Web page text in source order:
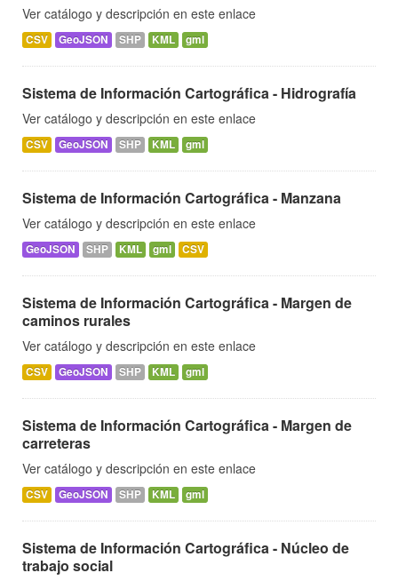
Ver catálogo y descripción en este enlace
CSV GeoJSON SHP KML gml
Sistema de Información Cartográfica - Hidrografía
Ver catálogo y descripción en este enlace
CSV GeoJSON SHP KML gml
Sistema de Información Cartográfica - Manzana
Ver catálogo y descripción en este enlace
GeoJSON SHP KML gml CSV
Sistema de Información Cartográfica - Margen de
caminos rurales
Ver catálogo y descripción en este enlace
CSV GeoJSON SHP KML gml
Sistema de Información Cartográfica - Margen de
carreteras
Ver catálogo y descripción en este enlace
CSV GeoJSON SHP KML gml
Sistema de Información Cartográfica - Núcleo de
trabajo social